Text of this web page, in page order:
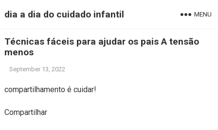
dia a dia do cuidado infantil MENU
Técnicas fáceis para ajudar os pais A tensão
menos
September 13, 2022
compartilhamento é cuidar!
Compartilhar